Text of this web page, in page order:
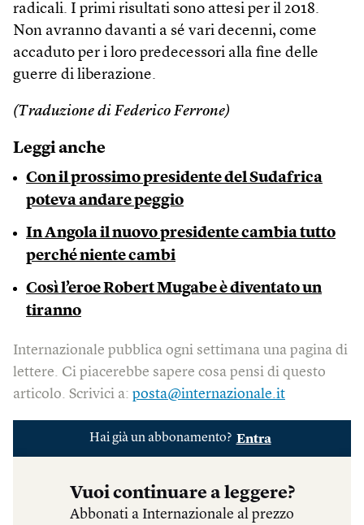
radicali. I primi risultati sono attesi per il 2018.
Non avranno davanti a sé vari decenni, come
accaduto per i loro predecessori alla fine delle
guerre di liberazione.
(Traduzione di Federico Ferrone)
Leggi anche
Con il prossimo presidente del Sudafrica
poteva andare peggio
In Angola il nuovo presidente cambia tutto
perché niente cambi
Così l’eroe Robert Mugabe è diventato un
tiranno
Internazionale pubblica ogni settimana una pagina di
lettere. Ci piacerebbe sapere cosa pensi di questo
articolo. Scrivici a: posta@internazionale.it